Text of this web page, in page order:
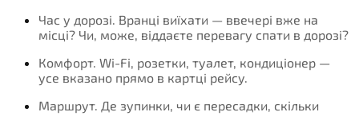
Час у дорозі. Вранці виїхати — ввечері вже на
місці? Чи, може, віддаєте перевагу спати в дорозі?
Комфорт. Wi-Fi, розетки, туалет, кондиціонер —
усе вказано прямо в картці рейсу.
Маршрут. Де зупинки, чи є пересадки, скільки